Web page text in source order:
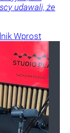
udawali, że
Wprost